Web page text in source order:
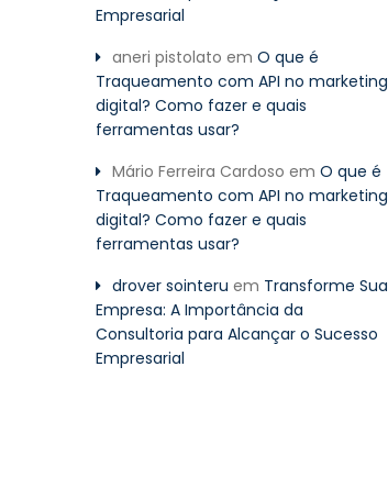
Empresarial
aneri pistolato em O que é
Traqueamento com API no marketing
digital? Como fazer e quais
ferramentas usar?
Mário Ferreira Cardoso em O que é
Traqueamento com API no marketing
digital? Como fazer e quais
ferramentas usar?
drover sointeru em Transforme Sua
Empresa: A Importância da
Consultoria para Alcançar o Sucesso
Empresarial